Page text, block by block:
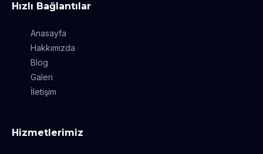
Hızlı Bağlantılar
Anasayfa
Hakkımızda
Blog
Galeri
İletişim
Hizmetlerimiz